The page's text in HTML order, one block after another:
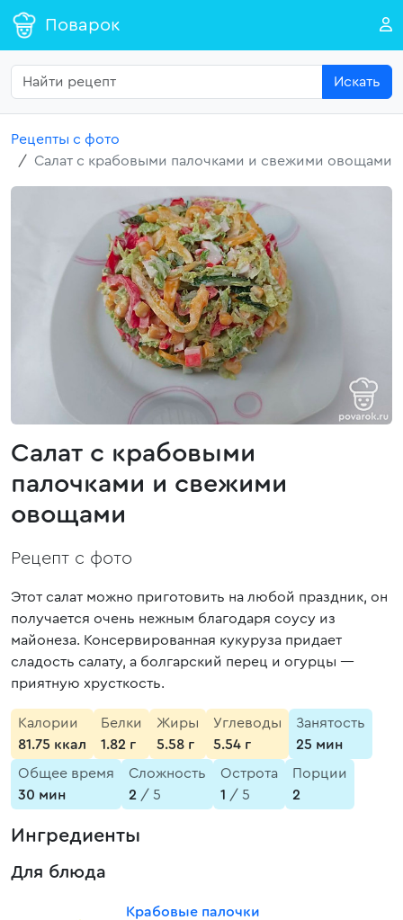
Поварок
Искать
Рецепты с фото
Салат с крабовыми палочками и свежими овощами
Салат с крабовыми
палочками и свежими
овощами
Рецепт с фото
Этот салат можно приготовить на любой праздник, он
получается очень нежным благодаря соусу из
майонеза. Консервированная кукуруза придает
сладость салату, а болгарский перец и огурцы —
приятную хрусткость.
Калории
81.75 ккал
Белки
1.82 г
Жиры
5.58 г
Углеводы
5.54 г
Занятость
25 мин
Общее время
30 мин
Сложность
2 / 5
Острота
1 / 5
Порции
2
Ингредиенты
Для блюда
Крабовые палочки